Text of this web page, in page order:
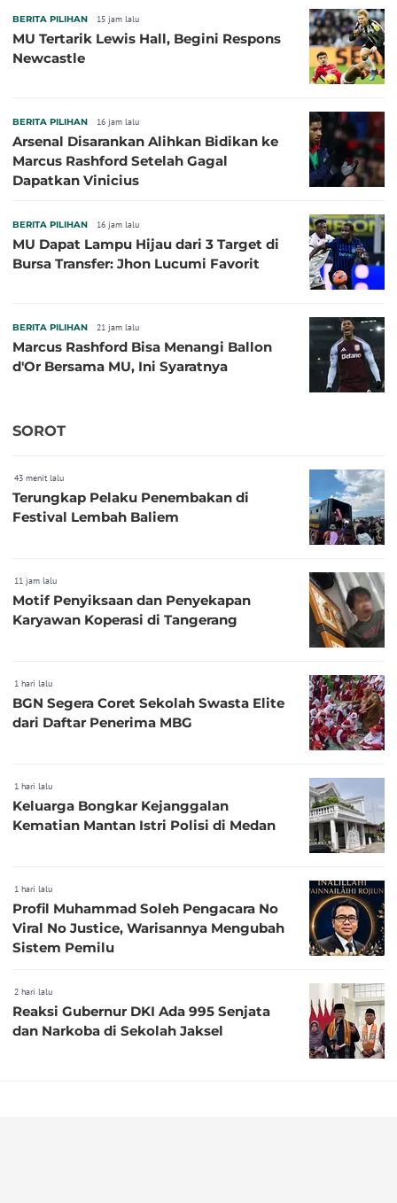
BERITA PILIHAN 15 jam lalu
MU Tertarik Lewis Hall, Begini Respons
Newcastle
BERITA PILIHAN 16 jam lalu
Arsenal Disarankan Alihkan Bidikan ke
Marcus Rashford Setelah Gagal
Dapatkan Vinicius
BERITA PILIHAN 16 jam lalu
MU Dapat Lampu Hijau dari 3 Target di
Bursa Transfer: Jhon Lucumi Favorit
BERITA PILIHAN 21 jam lalu
Marcus Rashford Bisa Menangi Ballon
d'Or Bersama MU, Ini Syaratnya
SOROT
43 menit lalu
Terungkap Pelaku Penembakan di
Festival Lembah Baliem
11 jam lalu
Motif Penyiksaan dan Penyekapan
Karyawan Koperasi di Tangerang
1 hari lalu
BGN Segera Coret Sekolah Swasta Elite
dari Daftar Penerima MBG
1 hari lalu
Keluarga Bongkar Kejanggalan
Kematian Mantan Istri Polisi di Medan
1 hari lalu
Profil Muhammad Soleh Pengacara No
Viral No Justice, Warisannya Mengubah
Sistem Pemilu
2 hari lalu
Reaksi Gubernur DKI Ada 995 Senjata
dan Narkoba di Sekolah Jaksel